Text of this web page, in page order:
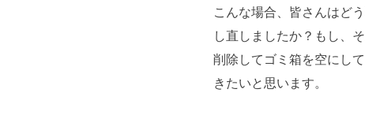
こんな場合、皆さんはど
し直しましたか？もし、
削除してゴミ箱を空にし
きたいと思います。